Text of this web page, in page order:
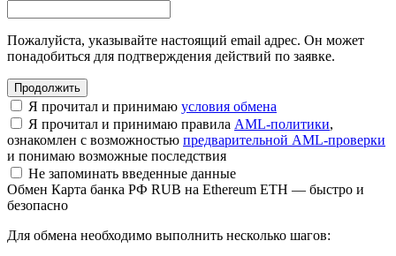
Пожалуйста, указывайте настоящий email адрес. Он может
понадобиться для подтверждения действий по заявке.
Я прочитал и принимаю условия обмена
Я прочитал и принимаю правила AML-политики,
ознакомлен с возможностью предварительной AML-проверки
и понимаю возможные последствия
Не запоминать введенные данные
Обмен Карта банка РФ RUB на Ethereum ETH — быстро и
безопасно
Для обмена необходимо выполнить несколько шагов: